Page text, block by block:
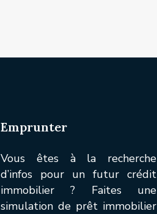
Emprunter
Vous êtes à la recherche
d’infos pour un futur crédit
immobilier ? Faites une
simulation de prêt immobilier